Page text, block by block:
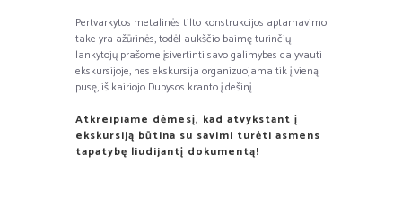
Pertvarkytos metalinės tilto konstrukcijos aptarnavimo
take yra ažūrinės, todėl aukščio baimę turinčių
lankytojų prašome įsivertinti savo galimybes dalyvauti
ekskursijoje, nes ekskursija organizuojama tik į vieną
pusę, iš kairiojo Dubysos kranto į dešinį.
Atkreipiame dėmesį, kad atvykstant į
ekskursiją būtina su savimi turėti asmens
tapatybę liudijantį dokumentą!